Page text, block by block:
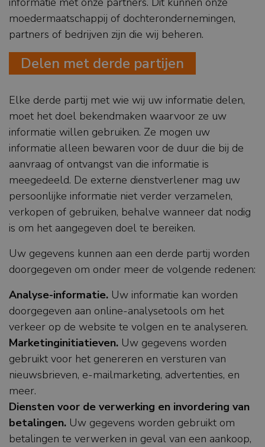
moedermaatschappij of dochterondernemingen,
partners of bedrijven zijn die wij beheren.
Delen met derde partijen
Elke derde partij met wie wij uw informatie delen,
moet het doel bekendmaken waarvoor ze uw
informatie willen gebruiken. Ze mogen uw
informatie alleen bewaren voor de duur die bij de
aanvraag of ontvangst van die informatie is
meegedeeld. De externe dienstverlener mag uw
persoonlijke informatie niet verder verzamelen,
verkopen of gebruiken, behalve wanneer dat nodig
is om het aangegeven doel te bereiken.
Uw gegevens kunnen aan een derde partij worden
doorgegeven om onder meer de volgende redenen:
Analyse-informatie. Uw informatie kan worden
doorgegeven aan online-analysetools om het
verkeer op de website te volgen en te analyseren.
Marketinginitiatieven. Uw gegevens worden
gebruikt voor het genereren en versturen van
nieuwsbrieven, e-mailmarketing, advertenties, en
meer.
Diensten voor de verwerking en invordering van
betalingen. Uw gegevens worden gebruikt om
betalingen te verwerken in geval van een aankoop,